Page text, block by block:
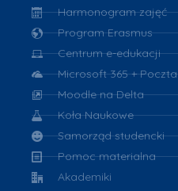
Harmonogram zajęć
Program Erasmus
Centrum e-edukacji
Microsoft 365 + Poczta
Moodle na Delta
Koła Naukowe
Samorząd studencki
Pomoc materialna
Akademiki